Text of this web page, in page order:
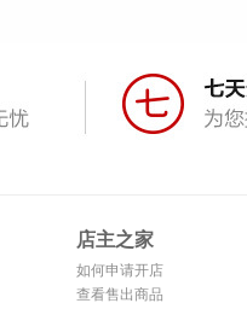
店主之家
如何申请开店
查看售出商品